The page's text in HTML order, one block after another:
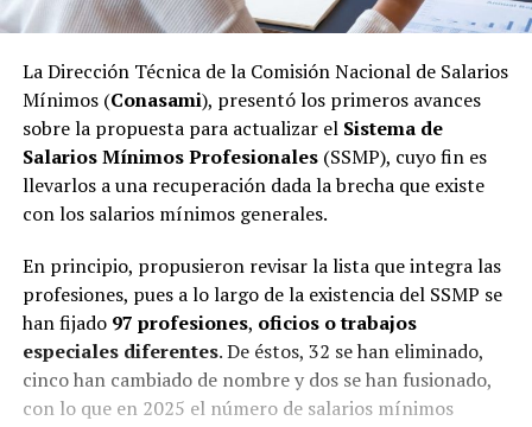
La Dirección Técnica de la Comisión Nacional de Salarios
Mínimos (Conasami), presentó los primeros avances
sobre la propuesta para actualizar el Sistema de
Salarios Mínimos Profesionales(SSMP), cuyo fin es
llevarlos a una recuperación dada la brecha que existe
con los salarios mínimos generales.
En principio, propusieron revisar la lista que integra las
profesiones, pues a lo largo de la existencia del SSMP se
han fijado 97 profesiones, oficios o trabajos
especiales diferentes. De éstos, 32 se han eliminado,
cinco han cambiado de nombre y dos se han fusionado,
con lo que en 2025 el número de salarios mínimos